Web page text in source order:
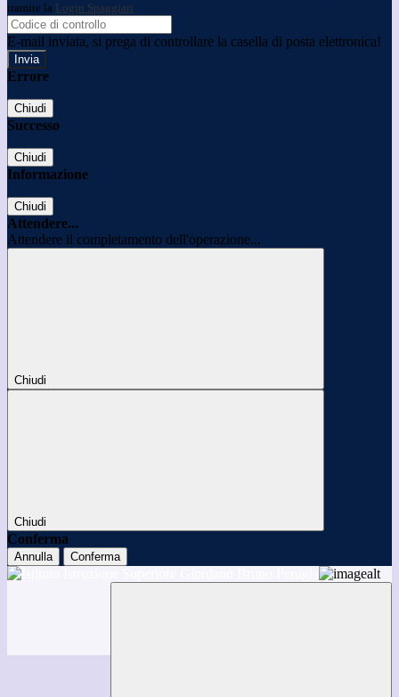
tramite la Login Spaggiari
E-mail inviata, si prega di controllare la casella di posta elettronica!
Errore
Chiudi
Successo
Chiudi
Informazione
Chiudi
Attendere...
Attendere il completamento dell'operazione...
Chiudi
Chiudi
Conferma
Annulla Conferma